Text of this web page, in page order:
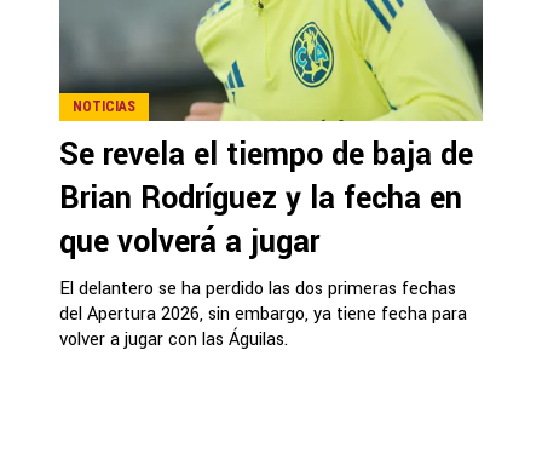
NOTICIAS
Se revela el tiempo de baja de
Brian Rodríguez y la fecha en
que volverá a jugar
El delantero se ha perdido las dos primeras fechas
del Apertura 2026, sin embargo, ya tiene fecha para
volver a jugar con las Águilas.